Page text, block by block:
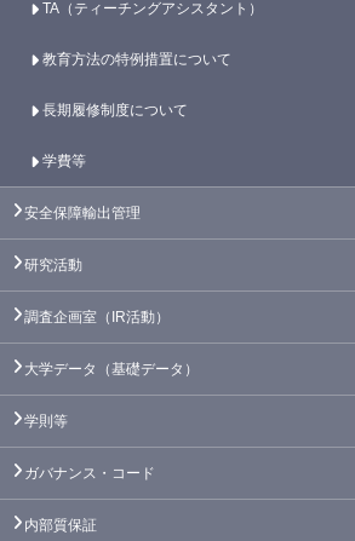
TA（ティーチングアシスタント）
教育方法の特例措置について
長期履修制度について
学費等
安全保障輸出管理
研究活動
調査企画室（IR活動）
大学データ（基礎データ）
学則等
ガバナンス・コード
内部質保証